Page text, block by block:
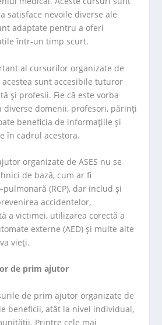
satisface nevoile diverse ale
adaptate pentru a oferi
într-un timp scurt.
al cursurilor organizate de
acestea sunt accesibile tuturor
și profesii. Fie că este vorba
diverse domenii, profesori, părinți
beneficia de informațiile și
în cadrul acestora.
organizate de ASES nu se
de bază, cum ar fi
(RCP), dar includ și
accidentelor,
a victimei, utilizarea corectă a
externe (AED) și multe alte
vieți.
de prim ajutor
de prim ajutor organizate de
beneficii, atât la nivel individual,
Printre cele mai